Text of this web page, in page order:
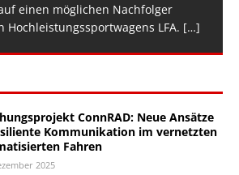
einen möglichen Nachfolger
Hochleistungssportwagens LFA. […]
ConnRAD: Neue Ansätze
Kommunikation im vernetzten
Fahren
2025